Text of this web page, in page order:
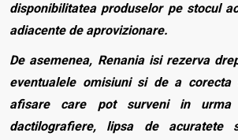
disponibilitatea produselor pe stocul
adiacente de aprovizionare.
De asemenea, Renania isi rezerva
eventualele omisiuni si de a corecta
afisare care pot surveni in
dactilografiere, lipsa de